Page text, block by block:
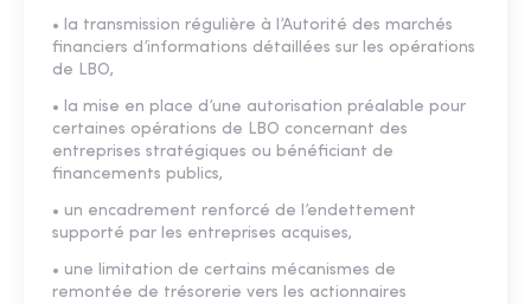
• la transmission régulière à l’Autorité des marchés
financiers d’informations détaillées sur les opérations
de LBO,
• la mise en place d’une autorisation préalable pour
certaines opérations de LBO concernant des
entreprises stratégiques ou bénéficiant de
financements publics,
• un encadrement renforcé de l’endettement
supporté par les entreprises acquises,
• une limitation de certains mécanismes de
remontée de trésorerie vers les actionnaires